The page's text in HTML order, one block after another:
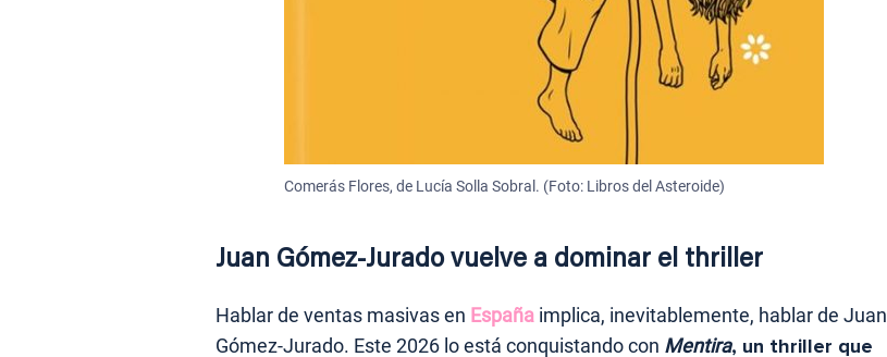
Comerás Flores, de Lucía Solla Sobral. (Foto: Libros del Asteroide)
Juan Gómez-Jurado vuelve a dominar el thriller
Hablar de ventas masivas en España implica, inevitablemente, hablar de Juan
Gómez-Jurado. Este 2026 lo está conquistando con Mentira, un thriller que